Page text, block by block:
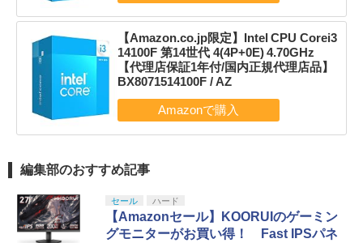
【Amazon.co.jp限定】Intel CPU Corei3
14100F 第14世代 4(4P+0E) 4.70GHz
【代理店保証1年付/国内正規代理店品】
BX8071514100F / AZ
編集部のおすすめ記事
セール ハード
【Amazonセール】KOORUIのゲーミン
グモニターがお買い得！ Fast IPSパネ